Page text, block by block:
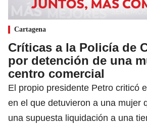
Cartagena
Críticas a la Policía de
por detención de una
centro comercial
El propio presidente Petro criticó
en el que detuvieron a una mujer
una supuesta liquidación a una